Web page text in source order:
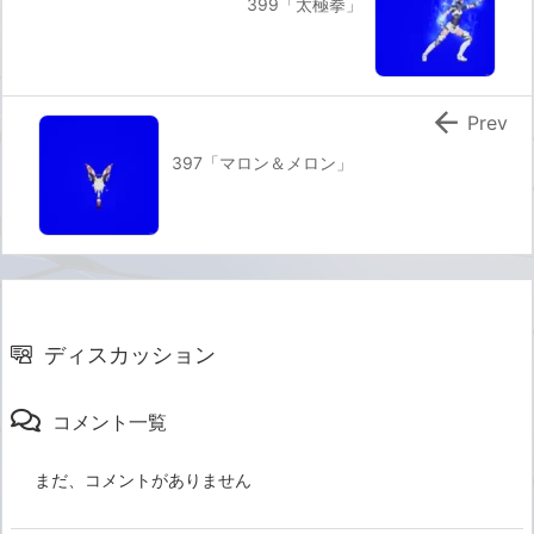
399「太極拳」
397「マロン＆メロン」
 Prev
ディスカッション
コメント一覧
まだ、コメントがありません